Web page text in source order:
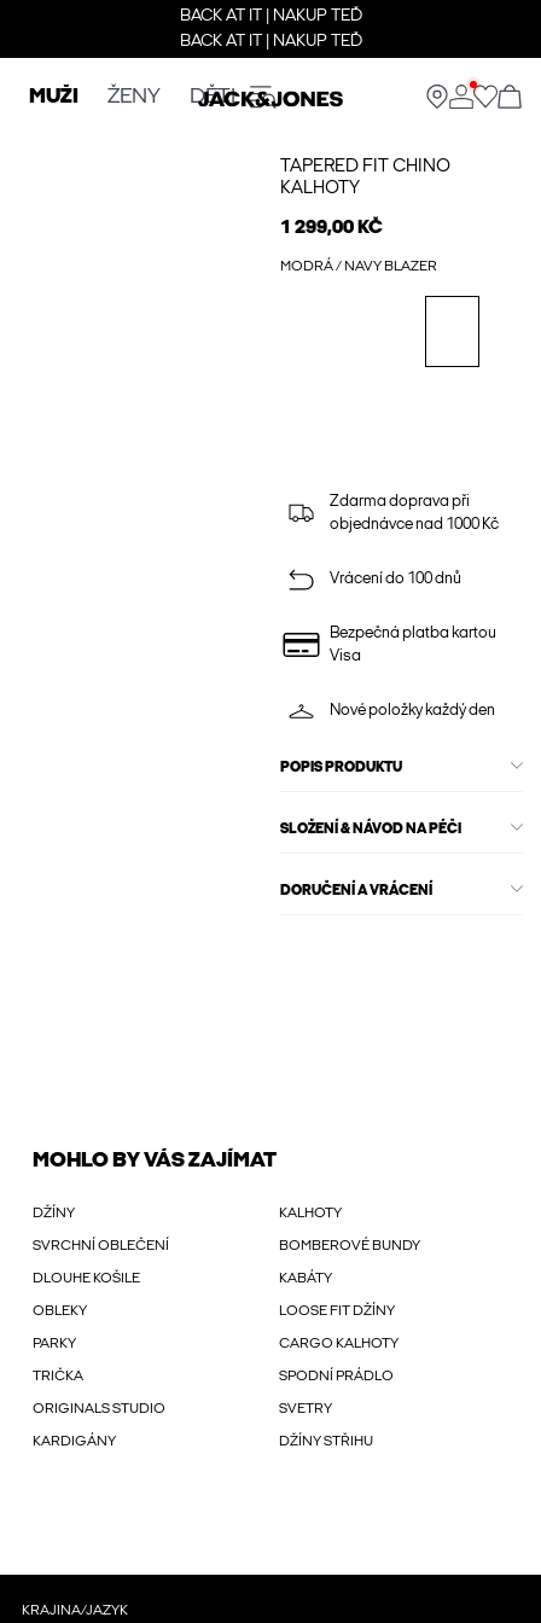
BACK AT IT | NAKUP TEĎ
BACK AT IT | NAKUP TEĎ
MUŽI ŽENY DĚTI
TAPERED FIT CHINO
KALHOTY
1 299,00 KČ
MODRÁ / NAVY BLAZER
Zdarma doprava při
objednávce nad 1000 Kč
Vrácení do 100 dnů
Bezpečná platba kartou
Visa
Nové položky každý den
POPIS PRODUKTU
SLOŽENÍ & NÁVOD NA PÉČI
DORUČENÍ A VRÁCENÍ
MOHLO BY VÁS ZAJÍMAT
DŽÍNY KALHOTY
SVRCHNÍ OBLEČENÍ BOMBEROVÉ BUNDY
DLOUHE KOŠILE KABÁTY
OBLEKY LOOSE FIT DŽÍNY
PARKY CARGO KALHOTY
TRIČKA SPODNÍ PRÁDLO
ORIGINALS STUDIO SVETRY
KARDIGÁNY DŽÍNY STŘIHU
KRAJINA/JAZYK